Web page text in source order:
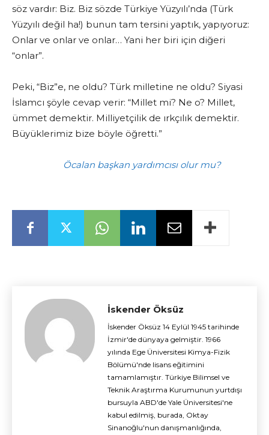
söz vardır: Biz. Biz sözde Türkiye Yüzyılı’nda (Türk
Yüzyılı değil ha!) bunun tam tersini yaptık, yapıyoruz:
Onlar ve onlar ve onlar… Yani her biri için diğeri
“onlar”.
Peki, “Biz”e, ne oldu? Türk milletine ne oldu? Siyasi
İslamcı şöyle cevap verir: “Millet mi? Ne o? Millet,
ümmet demektir. Milliyetçilik de ırkçılık demektir.
Büyüklerimiz bize böyle öğretti.”
Öcalan başkan yardımcısı olur mu?
İskender Öksüz
İskender Öksüz 14 Eylül 1945 tarihinde
İzmir'de dünyaya gelmiştir. 1966
yılında Ege Üniversitesi Kimya-Fizik
Bölümü'nde lisans eğitimini
tamamlamıştır. Türkiye Bilimsel ve
Teknik Araştırma Kurumunun yurtdışı
bursuyla ABD'de Yale Üniversitesi'ne
kabul edilmiş, burada, Oktay
Sinanoğlu'nun danışmanlığında,